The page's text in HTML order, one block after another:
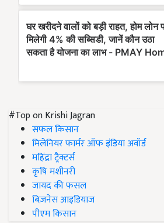
#Top on Krishi Jagran
सफल किसान
मिलेनियर फार्मर ऑफ इंडिया अवॉर्ड
महिंद्रा ट्रैक्टर्स
कृषि मशीनरी
जायद की फसल
बिज़नेस आइडियाज
पीएम किसान